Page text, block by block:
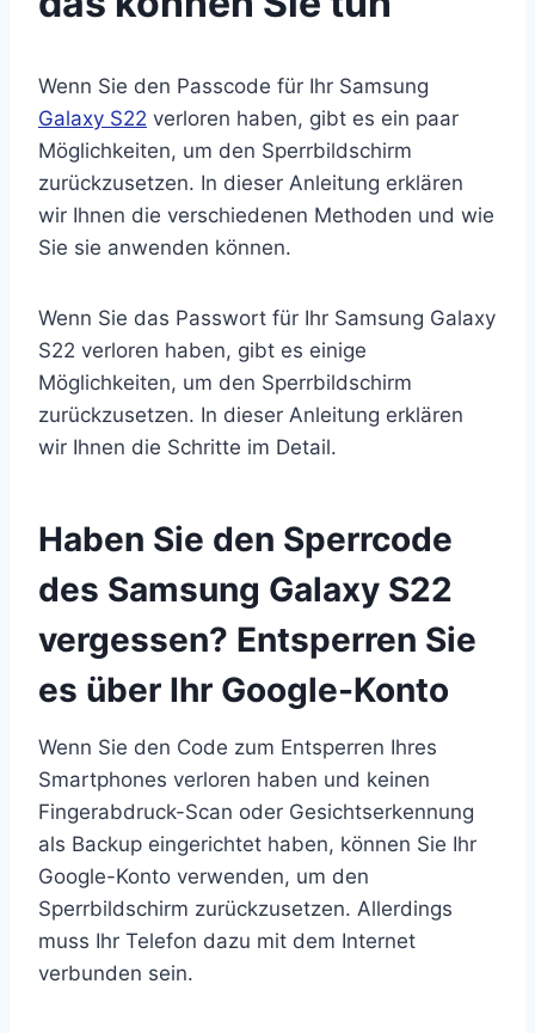
Wenn Sie den Passcode für Ihr Samsung
Galaxy S22 verloren haben, gibt es ein paar
Möglichkeiten, um den Sperrbildschirm
zurückzusetzen. In dieser Anleitung erklären
wir Ihnen die verschiedenen Methoden und wie
Sie sie anwenden können.
Wenn Sie das Passwort für Ihr Samsung Galaxy
S22 verloren haben, gibt es einige
Möglichkeiten, um den Sperrbildschirm
zurückzusetzen. In dieser Anleitung erklären
wir Ihnen die Schritte im Detail.
Haben Sie den Sperrcode
des Samsung Galaxy S22
vergessen? Entsperren Sie
es über Ihr Google-Konto
Wenn Sie den Code zum Entsperren Ihres
Smartphones verloren haben und keinen
Fingerabdruck-Scan oder Gesichtserkennung
als Backup eingerichtet haben, können Sie Ihr
Google-Konto verwenden, um den
Sperrbildschirm zurückzusetzen. Allerdings
muss Ihr Telefon dazu mit dem Internet
verbunden sein.